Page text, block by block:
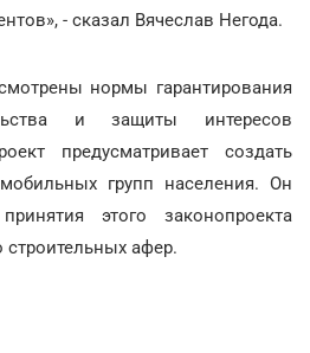
- сказал Вячеслав Негода.
нормы гарантирования
и защиты интересов
предусматривает создать
групп населения. Он
этого законопроекта
афер.